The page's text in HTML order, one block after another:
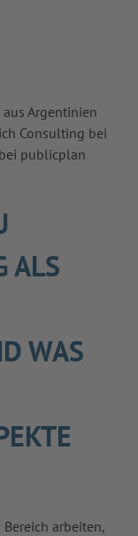
Argentinien
Consulting bei
publicplan
ALS
WAS
arbeiten,